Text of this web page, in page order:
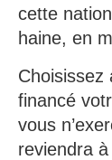
cette
haine, en
Choisissez
financé
vous
reviendra